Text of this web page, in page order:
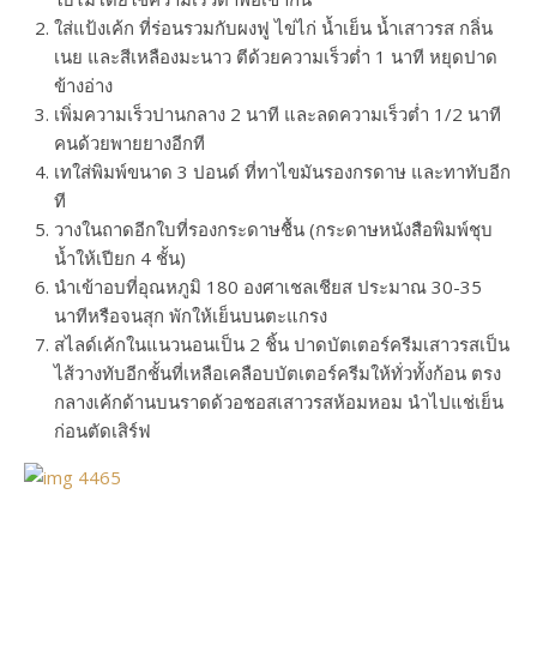
ใส่แป้งเค้ก ที่ร่อนรวมกับผงฟู ไข่ไก่ น้ำเย็น น้ำเสาวรส กลิ่น
เนย และสีเหลืองมะนาว ตีด้วยความเร็วต่ำ 1 นาที หยุดปาด
ข้างอ่าง
เพิ่มความเร็วปานกลาง 2 นาที และลดความเร็วต่ำ 1/2 นาที
คนด้วยพายยางอีกที
เทใส่พิมพ์ขนาด 3 ปอนด์ ที่ทาไขมันรองกรดาษ และทาทับอีก
ที
วางในถาดอีกใบที่รองกระดาษชื้น (กระดาษหนังสือพิมพ์ชุบ
น้ำให้เปียก 4 ชั้น)
นำเข้าอบที่อุณหภูมิ 180 องศาเชลเชียส ประมาณ 30-35
นาทีหรือจนสุก พักให้เย็นบนตะแกรง
สไลด์เค้กในแนวนอนเป็น 2 ชิ้น ปาดบัตเตอร์ครีมเสาวรสเป็น
ไส้วางทับอีกชั้นที่เหลือเคลือบบัตเตอร์ครีมให้ทั่วทั้งก้อน ตรง
กลางเค้กด้านบนราดด้วอชอสเสาวรสห้อมหอม นำไปแช่เย็น
ก่อนตัดเสิร์ฟ